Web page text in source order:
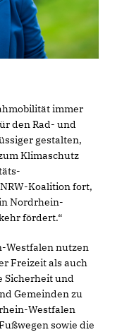
immer
den Rad- und
gestalten,
Klimaschutz
Koalition fort,
Nordrhein-
fördert.“
Westfalen nutzen
Freizeit als auch
Sicherheit und
Gemeinden zu
Westfalen
sowie die